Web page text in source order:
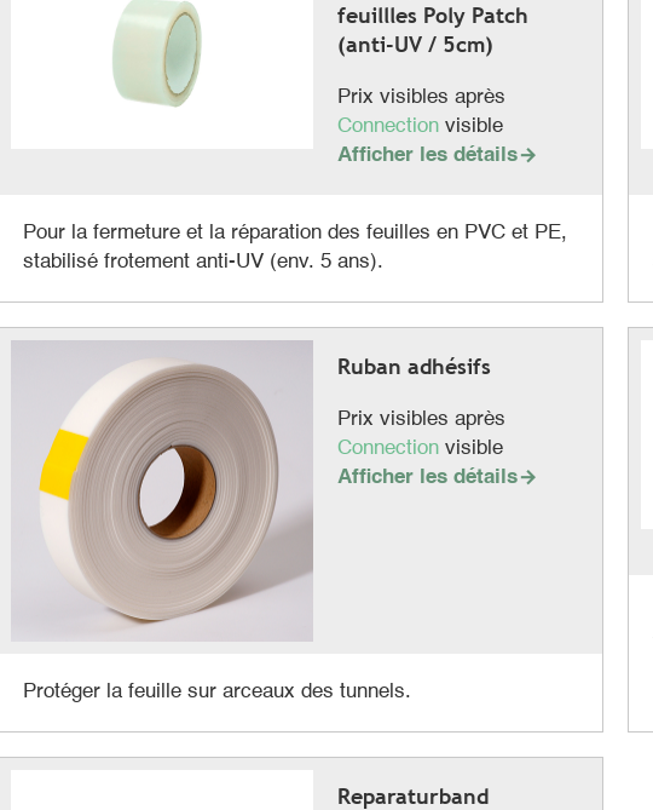
feuillles Poly Patch
(anti-UV / 5cm)
Prix visibles après
Connection visible
Afficher les détails
Pour la fermeture et la réparation des feuilles en PVC et PE,
stabilisé frotement anti-UV (env. 5 ans).
Ruban adhésifs
Prix visibles après
Connection visible
Afficher les détails
Protéger la feuille sur arceaux des tunnels.
Reparaturband